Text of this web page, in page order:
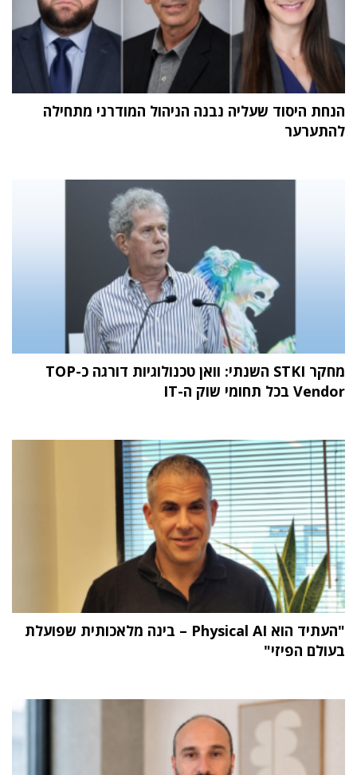
הנחת היסוד שעליה נבנה הניהול המודרני מתחילה
להתערער
מחקר STKI השנתי: וואן טכנולוגיות דורגה כ-TOP
Vendor בכל תחומי שוק ה-IT
"העתיד הוא Physical AI – בינה מלאכותית שפועלת
בעולם הפיזי"